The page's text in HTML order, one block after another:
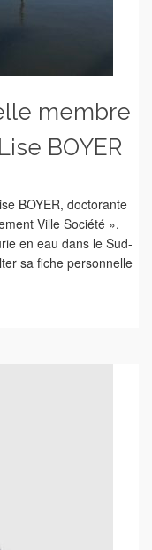
membre
BOYER
BOYER, doctorante
Ville Société ».
en eau dans le Sud-
sa fiche personnelle